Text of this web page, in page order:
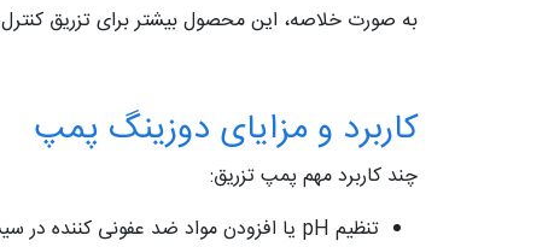
به‌ صورت خلاصه، این محصول بیشتر برای تزریق
کاربرد و مزایای دوزینگ پمپ
چند کاربرد مهم پمپ تزریق:
تنظیم pH یا افزودن مواد ضد عفونی‌ کننده در سیستم‌ های تصفیه آب یا استخر